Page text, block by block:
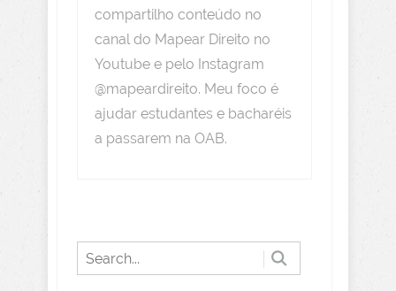
compartilho conteúdo no
canal do Mapear Direito no
Youtube e pelo Instagram
@mapeardireito. Meu foco é
ajudar estudantes e bacharéis
a passarem na OAB.